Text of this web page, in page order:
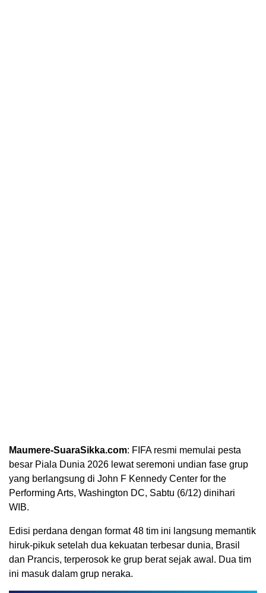
Maumere-SuaraSikka.com: FIFA resmi memulai pesta
besar Piala Dunia 2026 lewat seremoni undian fase grup
yang berlangsung di John F Kennedy Center for the
Performing Arts, Washington DC, Sabtu (6/12) dinihari
WIB.
Edisi perdana dengan format 48 tim ini langsung memantik
hiruk-pikuk setelah dua kekuatan terbesar dunia, Brasil
dan Prancis, terperosok ke grup berat sejak awal. Dua tim
ini masuk dalam grup neraka.